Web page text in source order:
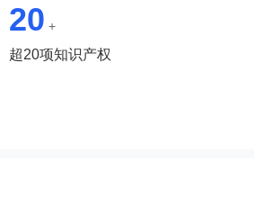
从业者更好地定制策略和实现数字化
潮！福建度虎网络科技有限公司是在
服公司的角色定位，以“事业伙伴"的
20 +
超20项知识产权